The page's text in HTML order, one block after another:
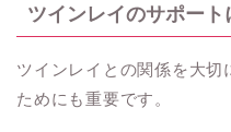
ツインレイのサポー
ツインレイとの関係を大切
ためにも重要です。